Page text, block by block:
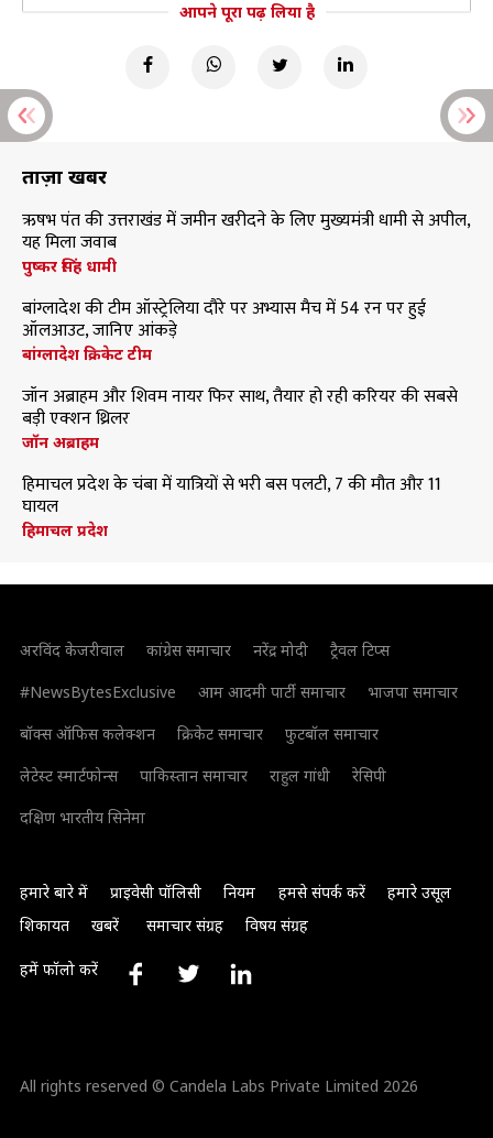
आपने पूरा पढ़ लिया है
ताज़ा खबरें
ऋषभ पंत की उत्तराखंड में जमीन खरीदने के लिए मुख्यमंत्री धामी से अपील,
यह मिला जवाब
पुष्कर सिंह धामी
बांग्लादेश की टीम ऑस्ट्रेलिया दौरे पर अभ्यास मैच में 54 रन पर हुई
ऑलआउट, जानिए आंकड़े
बांग्लादेश क्रिकेट टीम
जॉन अब्राहम और शिवम नायर फिर साथ, तैयार हो रही करियर की सबसे
बड़ी एक्शन थ्रिलर
जॉन अब्राहम
हिमाचल प्रदेश के चंबा में यात्रियों से भरी बस पलटी, 7 की मौत और 11
घायल
हिमाचल प्रदेश
अरविंद केजरीवाल कांग्रेस समाचार नरेंद्र मोदी
ट्रैवल टिप्स
#NewsBytesExclusive
आम आदमी पार्टी समाचार
भाजपा समाचार
बॉक्स ऑफिस कलेक्शन
क्रिकेट समाचार
फुटबॉल समाचार
लेटेस्ट स्मार्टफोन्स
पाकिस्तान समाचार राहुल गांधी
रेसिपी
दक्षिण भारतीय सिनेमा
हमारे बारे में प्राइवेसी पॉलिसी नियम हमसे संपर्क करें
हमारे उसूल
शिकायत
खबरें समाचार संग्रह विषय संग्रह
हमें फॉलो करें
All rights reserved © Candela Labs Private Limited 2026